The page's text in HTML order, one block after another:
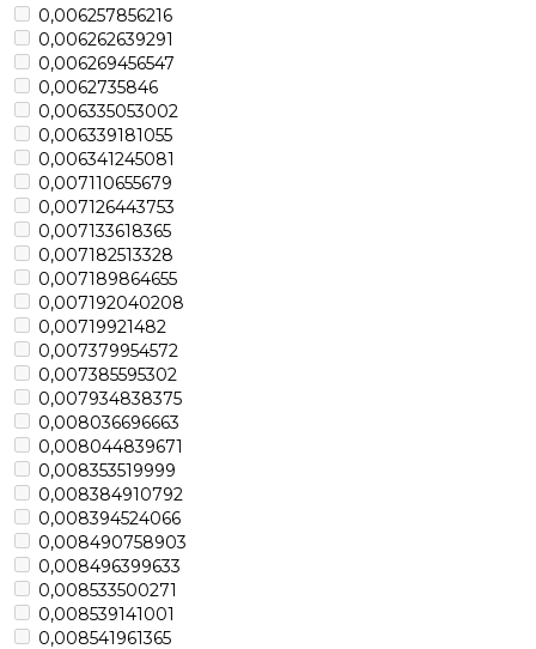
0,006257856216
0,006262639291
0,006269456547
0,0062735846
0,006335053002
0,006339181055
0,006341245081
0,007110655679
0,007126443753
0,007133618365
0,007182513328
0,007189864655
0,007192040208
0,00719921482
0,007379954572
0,007385595302
0,007934838375
0,008036696663
0,008044839671
0,008353519999
0,008384910792
0,008394524066
0,008490758903
0,008496399633
0,008533500271
0,008539141001
0,008541961365